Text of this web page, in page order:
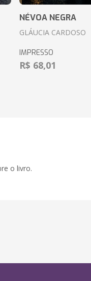
NÉVOA NEGRA
GLÁUCIA CARDOSO
IMPRESSO
R$ 68,01
o livro.